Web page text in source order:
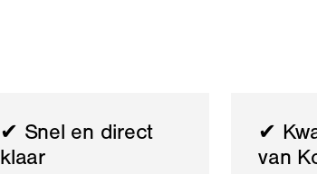
✔ Snel en direct
klaar
✔
van